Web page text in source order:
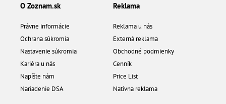
O Zoznam.sk
Právne informácie
Ochrana súkromia
Nastavenie súkromia
Kariéra u nás
Napíšte nám
Nariadenie DSA
Reklama
Reklama u nás
Externá reklama
Obchodné podmienky
Cenník
Price List
Natívna reklama